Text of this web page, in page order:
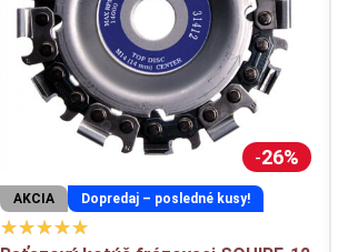
26%
AKCIA Dopredaj – posledné kusy!